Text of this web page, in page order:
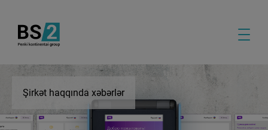
Şirkət haqqında xəbərlər